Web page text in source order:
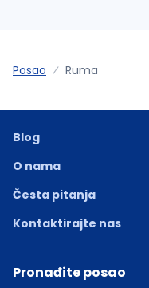
Posao Ruma
Blog
O nama
Česta pitanja
Kontaktirajte nas
Pronađite posao